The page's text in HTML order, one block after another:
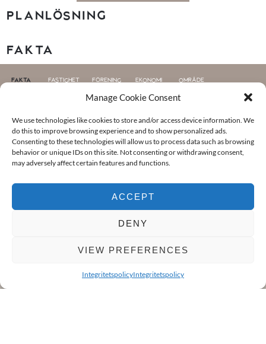
Manage Cookie Consent
We use technologies like cookies to store and/or access device information. We
do this to improve browsing experience and to show personalized ads.
Consenting to these technologies will allow us to process data such as browsing
behavior or unique IDs on this site. Not consenting or withdrawing consent,
may adversely affect certain features and functions.
ACCEPT
DENY
VIEW PREFERENCES
IntegritetspolicyIntegritetspolicy
PLANLÖSNING FAKTA
PLANLÖSNING
FAKTA
FAKTA FASTIGHET FÖRENING EKONOMI OMRÅDE
Fakta
KOMMUN
Göteborg
OMRÅDE
SANNEGÅRDEN
1